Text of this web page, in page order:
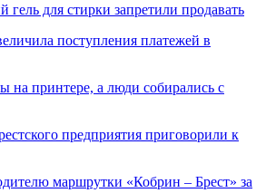
для стирки запретили продавать
поступления платежей в
на принтере, а люди собирались с
предприятия приговорили к
маршрутки «Кобрин – Брест» за